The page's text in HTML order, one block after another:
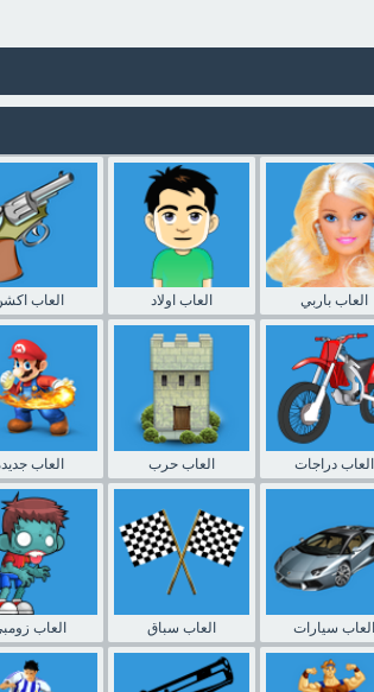
العاب العاب اولاد العاب باربي
العاب العاب حرب العاب دراجات
العاب العاب سباق العاب سيارات